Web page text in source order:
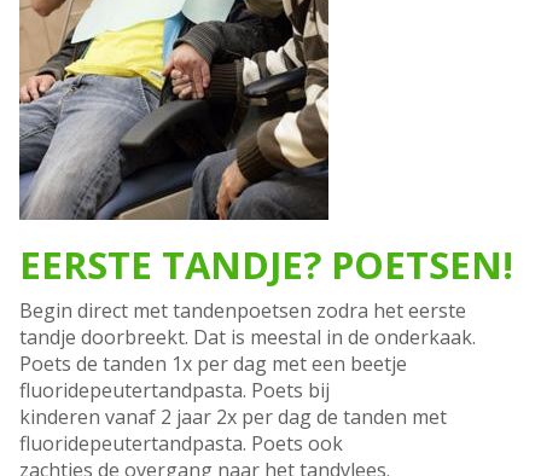
EERSTE TANDJE? POETSEN!
Begin direct met tandenpoetsen zodra het eerste
tandje doorbreekt. Dat is meestal in de onderkaak.
Poets de tanden 1x per dag met een beetje
fluoridepeutertandpasta. Poets bij
kinderen vanaf 2 jaar 2x per dag de tanden met
fluoridepeutertandpasta. Poets ook
zachtjes de overgang naar het tandvlees.